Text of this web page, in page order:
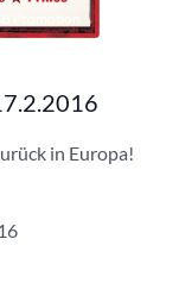
Promotion
in Europa!